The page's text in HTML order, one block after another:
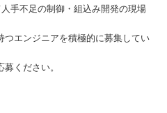
手不足の制御・組込み開発の現場
つエンジニアを積極的に募集してい
ください。